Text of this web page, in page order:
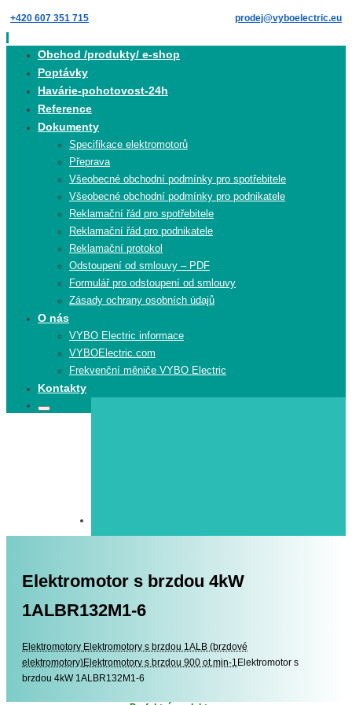
Skip
to
content
+420 607 351 715 prodej@vyboelectric.eu
Obchod /produkty/ e-shop
Poptávky
Havárie-pohotovost-24h
Reference
Dokumenty
Specifikace elektromotorů
Přeprava
Všeobecné obchodní podmínky pro spotřebitele
Všeobecné obchodní podmínky pro podnikatele
Reklamační řád pro spotřebitele
Reklamační řád pro podnikatele
Reklamační protokol
Odstoupení od smlouvy – PDF
Formulář pro odstoupení od smlouvy
Zásady ochrany osobních údajů
O nás
VYBO Electric informace
VYBOElectric.com
Frekvenční měniče VYBO Electric
Kontakty
Search
Search
Elektromotor s brzdou 4kW
1ALBR132M1-6
Elektromotory Elektromotory
Elektromotory s brzdou 1ALB (brzdové
elektromotory)Elektromotory s brzdou 900 ot.min-1 Elektromotor s
brzdou 4kW 1ALBR132M1-6